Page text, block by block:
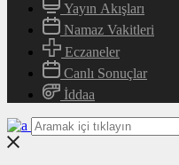
Yayın Akışları
Namaz Vakitleri
Eczaneler
Canlı Sonuçlar
İddaa